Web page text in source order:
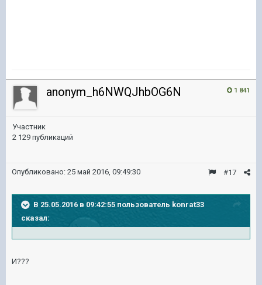
1 841
anonym_h6NWQJhbOG6N
Участник
2 129 публикаций
#17
Опубликовано: 25 май 2016, 09:49:30
В 25.05.2016 в 09:42:55 пользователь konrat33
сказал:
И???